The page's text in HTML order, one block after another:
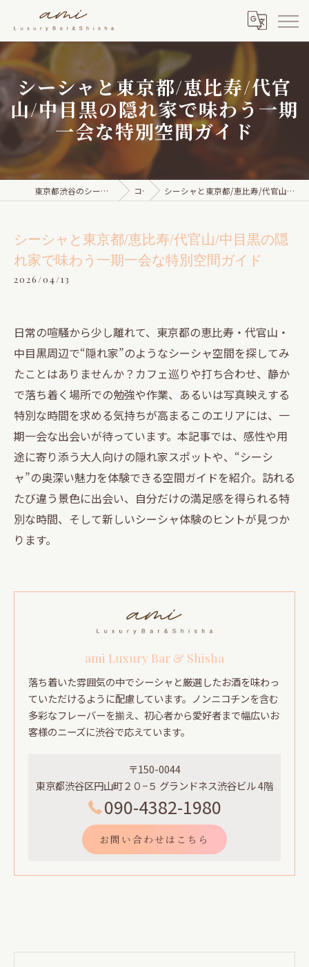
シーシャと東京都/恵比寿/代官
山/中目黒の隠れ家で味わう一期
一会な特別空間ガイド
東京都渋谷のシーシャならami Luxury Bar & Shisha コラム シーシャと東京都/恵比寿/代官山/中目黒の隠れ家で味わう一期一会な特別空間ガイド
シーシャと東京都/恵比寿/代官山/中目黒の隠
れ家で味わう一期一会な特別空間ガイド
2026/04/13
日常の喧騒から少し離れて、東京都の恵比寿・代官山・
中目黒周辺で“隠れ家”のようなシーシャ空間を探してみ
たことはありませんか？カフェ巡りや打ち合わせ、静か
で落ち着く場所での勉強や作業、あるいは写真映えする
特別な時間を求める気持ちが高まるこのエリアには、一
期一会な出会いが待っています。本記事では、感性や用
途に寄り添う大人向けの隠れ家スポットや、“シーシ
ャ”の奥深い魅力を体験できる空間ガイドを紹介。訪れる
たび違う景色に出会い、自分だけの満足感を得られる特
別な時間、そして新しいシーシャ体験のヒントが見つか
ります。
ami Luxury Bar & Shisha
落ち着いた雰囲気の中でシーシャと厳選したお酒を味わっ
ていただけるように配慮しています。ノンニコチンを含む
多彩なフレーバーを揃え、初心者から愛好者まで幅広いお
客様のニーズに渋谷で応えています。
〒150-0044
東京都渋谷区円山町２０−５ グランドネス渋谷ビル 4階
090-4382-1980
お問い合わせはこちら